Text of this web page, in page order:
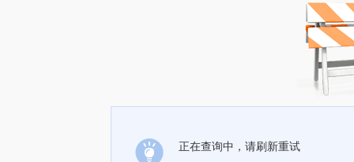
正在查询中，请刷新重试